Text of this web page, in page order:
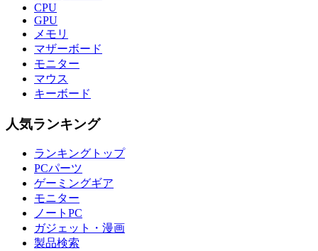
CPU
GPU
メモリ
マザーボード
モニター
マウス
キーボード
人気ランキング
ランキングトップ
PCパーツ
ゲーミングギア
モニター
ノートPC
ガジェット・漫画
製品検索